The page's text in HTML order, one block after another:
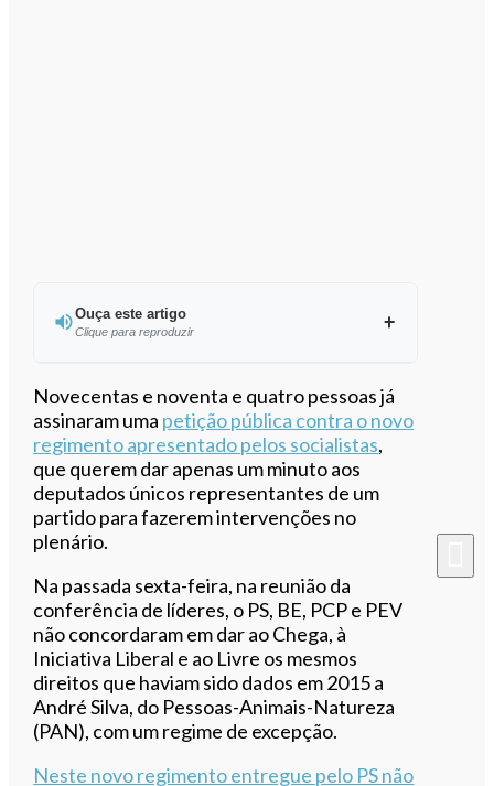
Ouça este artigo
Clique para reproduzir
Ouvir este artigo
Novecentas e noventa e quatro pessoas já
assinaram uma petição pública contra o novo
regimento apresentado pelos socialistas,
que querem dar apenas um minuto aos
deputados únicos representantes de um
partido para fazerem intervenções no
plenário.
Na passada sexta-feira, na reunião da
conferência de líderes, o PS, BE, PCP e PEV
não concordaram em dar ao Chega, à
Iniciativa Liberal e ao Livre os mesmos
direitos que haviam sido dados em 2015 a
André Silva, do Pessoas-Animais-Natureza
(PAN), com um regime de excepção.
Neste novo regimento entregue pelo PS não